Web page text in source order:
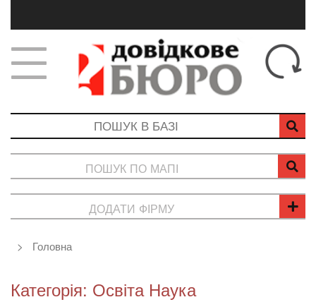
ПОШУК ПО МАПІ
ДОДАТИ ФІРМУ
Головна
Категорія: Освіта Наука